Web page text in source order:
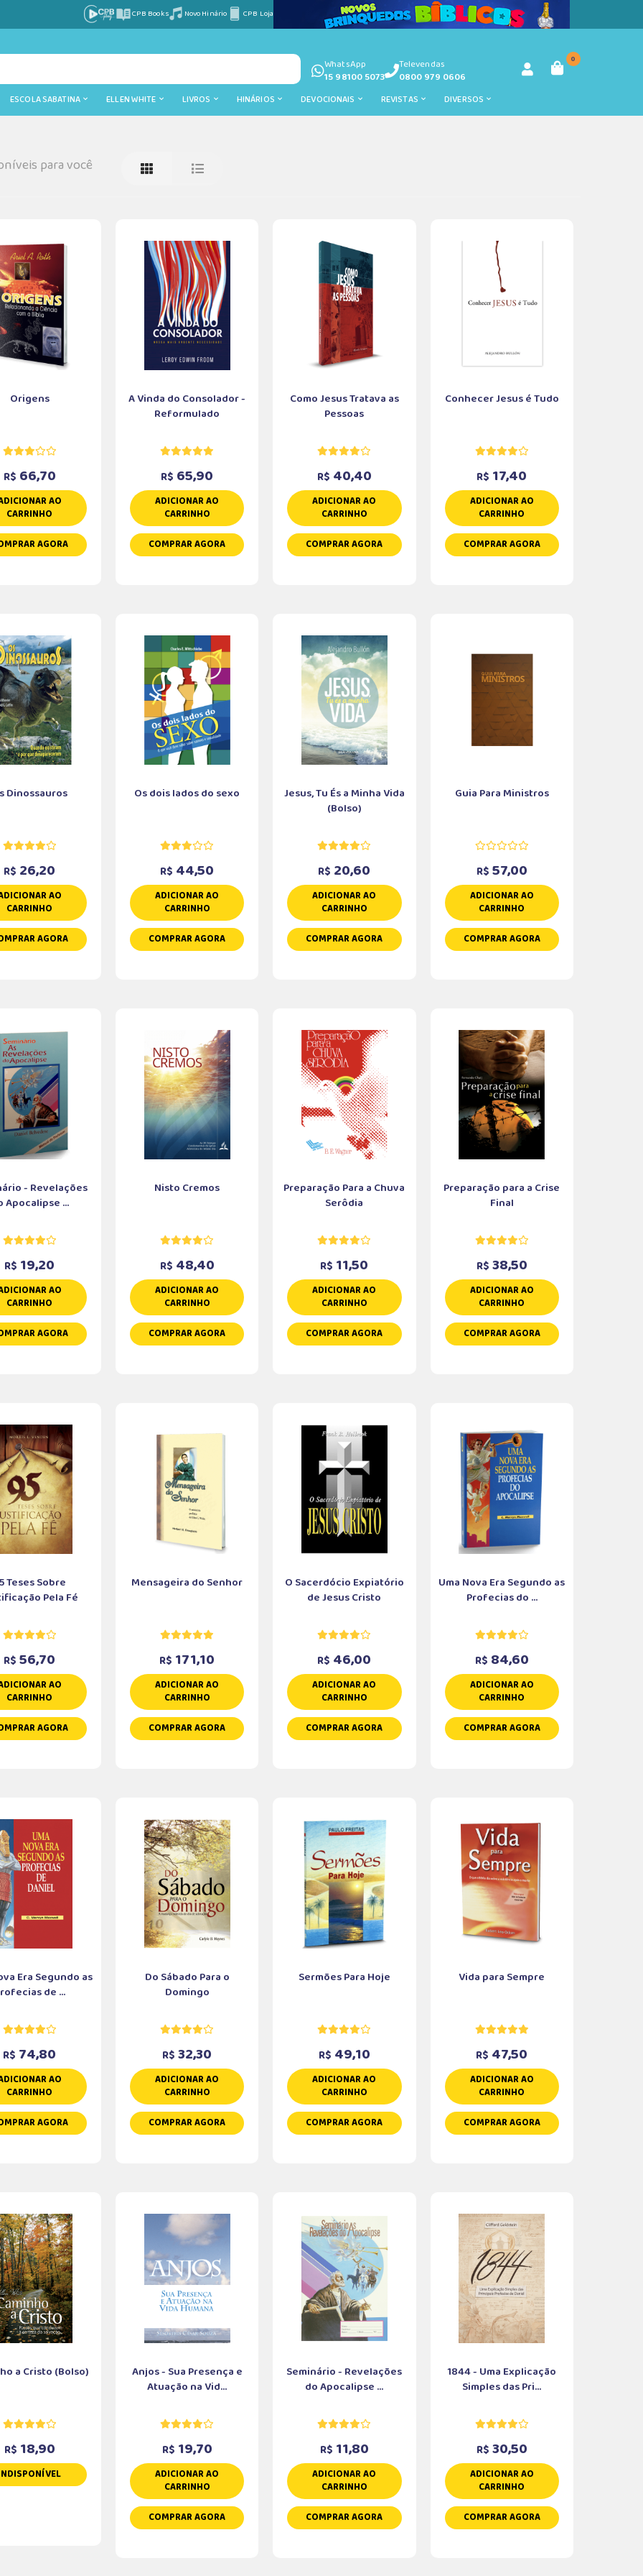
CPB Books Novo Hinário CPB Loja
WhatsApp
15 98100 5073
Televendas
0800 979 0606
0
ESCOLA SABATINA ELLEN WHITE LIVROS HINÁRIOS DEVOCIONAIS REVISTAS DIVERSOS
para você
Origens
R$ 66,70
AO
CARRINHO
AGORA
A Vinda do Consolador -
Reformulado
R$ 65,90
ADICIONAR AO
CARRINHO
COMPRAR AGORA
Como Jesus Tratava as
Pessoas
R$ 40,40
ADICIONAR AO
CARRINHO
COMPRAR AGORA
Conhecer Jesus é Tudo
R$ 17,40
ADICIONAR AO
CARRINHO
COMPRAR AGORA
Dinossauros
R$ 26,20
AO
CARRINHO
AGORA
Os dois lados do sexo
R$ 44,50
ADICIONAR AO
CARRINHO
COMPRAR AGORA
Jesus, Tu És a Minha Vida
(Bolso)
R$ 20,60
ADICIONAR AO
CARRINHO
COMPRAR AGORA
Guia Para Ministros
R$ 57,00
ADICIONAR AO
CARRINHO
COMPRAR AGORA
- Revelações
Apocalipse ...
R$ 19,20
AO
CARRINHO
AGORA
Nisto Cremos
R$ 48,40
ADICIONAR AO
CARRINHO
COMPRAR AGORA
Preparação Para a Chuva
Serôdia
R$ 11,50
ADICIONAR AO
CARRINHO
COMPRAR AGORA
Preparação para a Crise
Final
R$ 38,50
ADICIONAR AO
CARRINHO
COMPRAR AGORA
Teses Sobre
Pela Fé
R$ 56,70
AO
CARRINHO
AGORA
Mensageira do Senhor
R$ 171,10
ADICIONAR AO
CARRINHO
COMPRAR AGORA
O Sacerdócio Expiatório
de Jesus Cristo
R$ 46,00
ADICIONAR AO
CARRINHO
COMPRAR AGORA
Uma Nova Era Segundo as
Profecias do ...
R$ 84,60
ADICIONAR AO
CARRINHO
COMPRAR AGORA
Era Segundo as
de ...
R$ 74,80
AO
CARRINHO
AGORA
Do Sábado Para o
Domingo
R$ 32,30
ADICIONAR AO
CARRINHO
COMPRAR AGORA
Sermões Para Hoje
R$ 49,10
ADICIONAR AO
CARRINHO
COMPRAR AGORA
Vida para Sempre
R$ 47,50
ADICIONAR AO
CARRINHO
COMPRAR AGORA
a Cristo (Bolso)
R$ 18,90
Anjos - Sua Presença e
Atuação na Vid...
R$ 19,70
ADICIONAR AO
CARRINHO
COMPRAR AGORA
Seminário - Revelações
do Apocalipse ...
R$ 11,80
ADICIONAR AO
CARRINHO
COMPRAR AGORA
1844 - Uma Explicação
Simples das Pri...
R$ 30,50
ADICIONAR AO
CARRINHO
COMPRAR AGORA